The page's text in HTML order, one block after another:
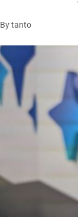
By tanto